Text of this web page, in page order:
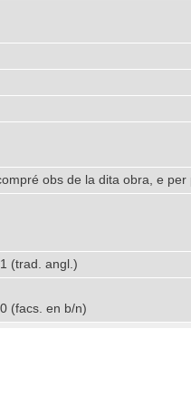
obs de la dita obra, e
(trad. angl.)
(facs. en b/n)